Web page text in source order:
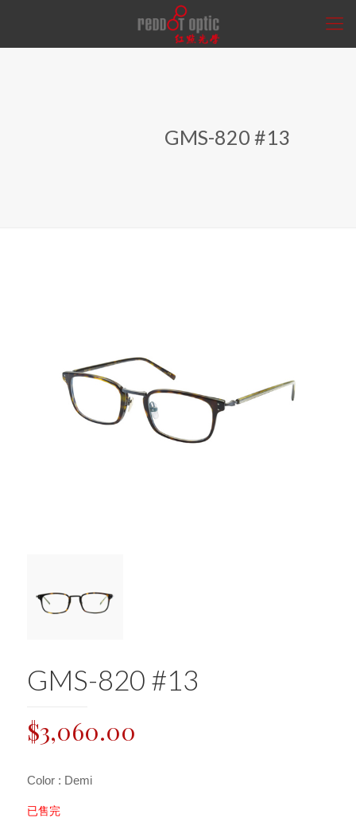
GMS-820 #13
GMS-820 #13
$3,060.00
Color : Demi
已售完